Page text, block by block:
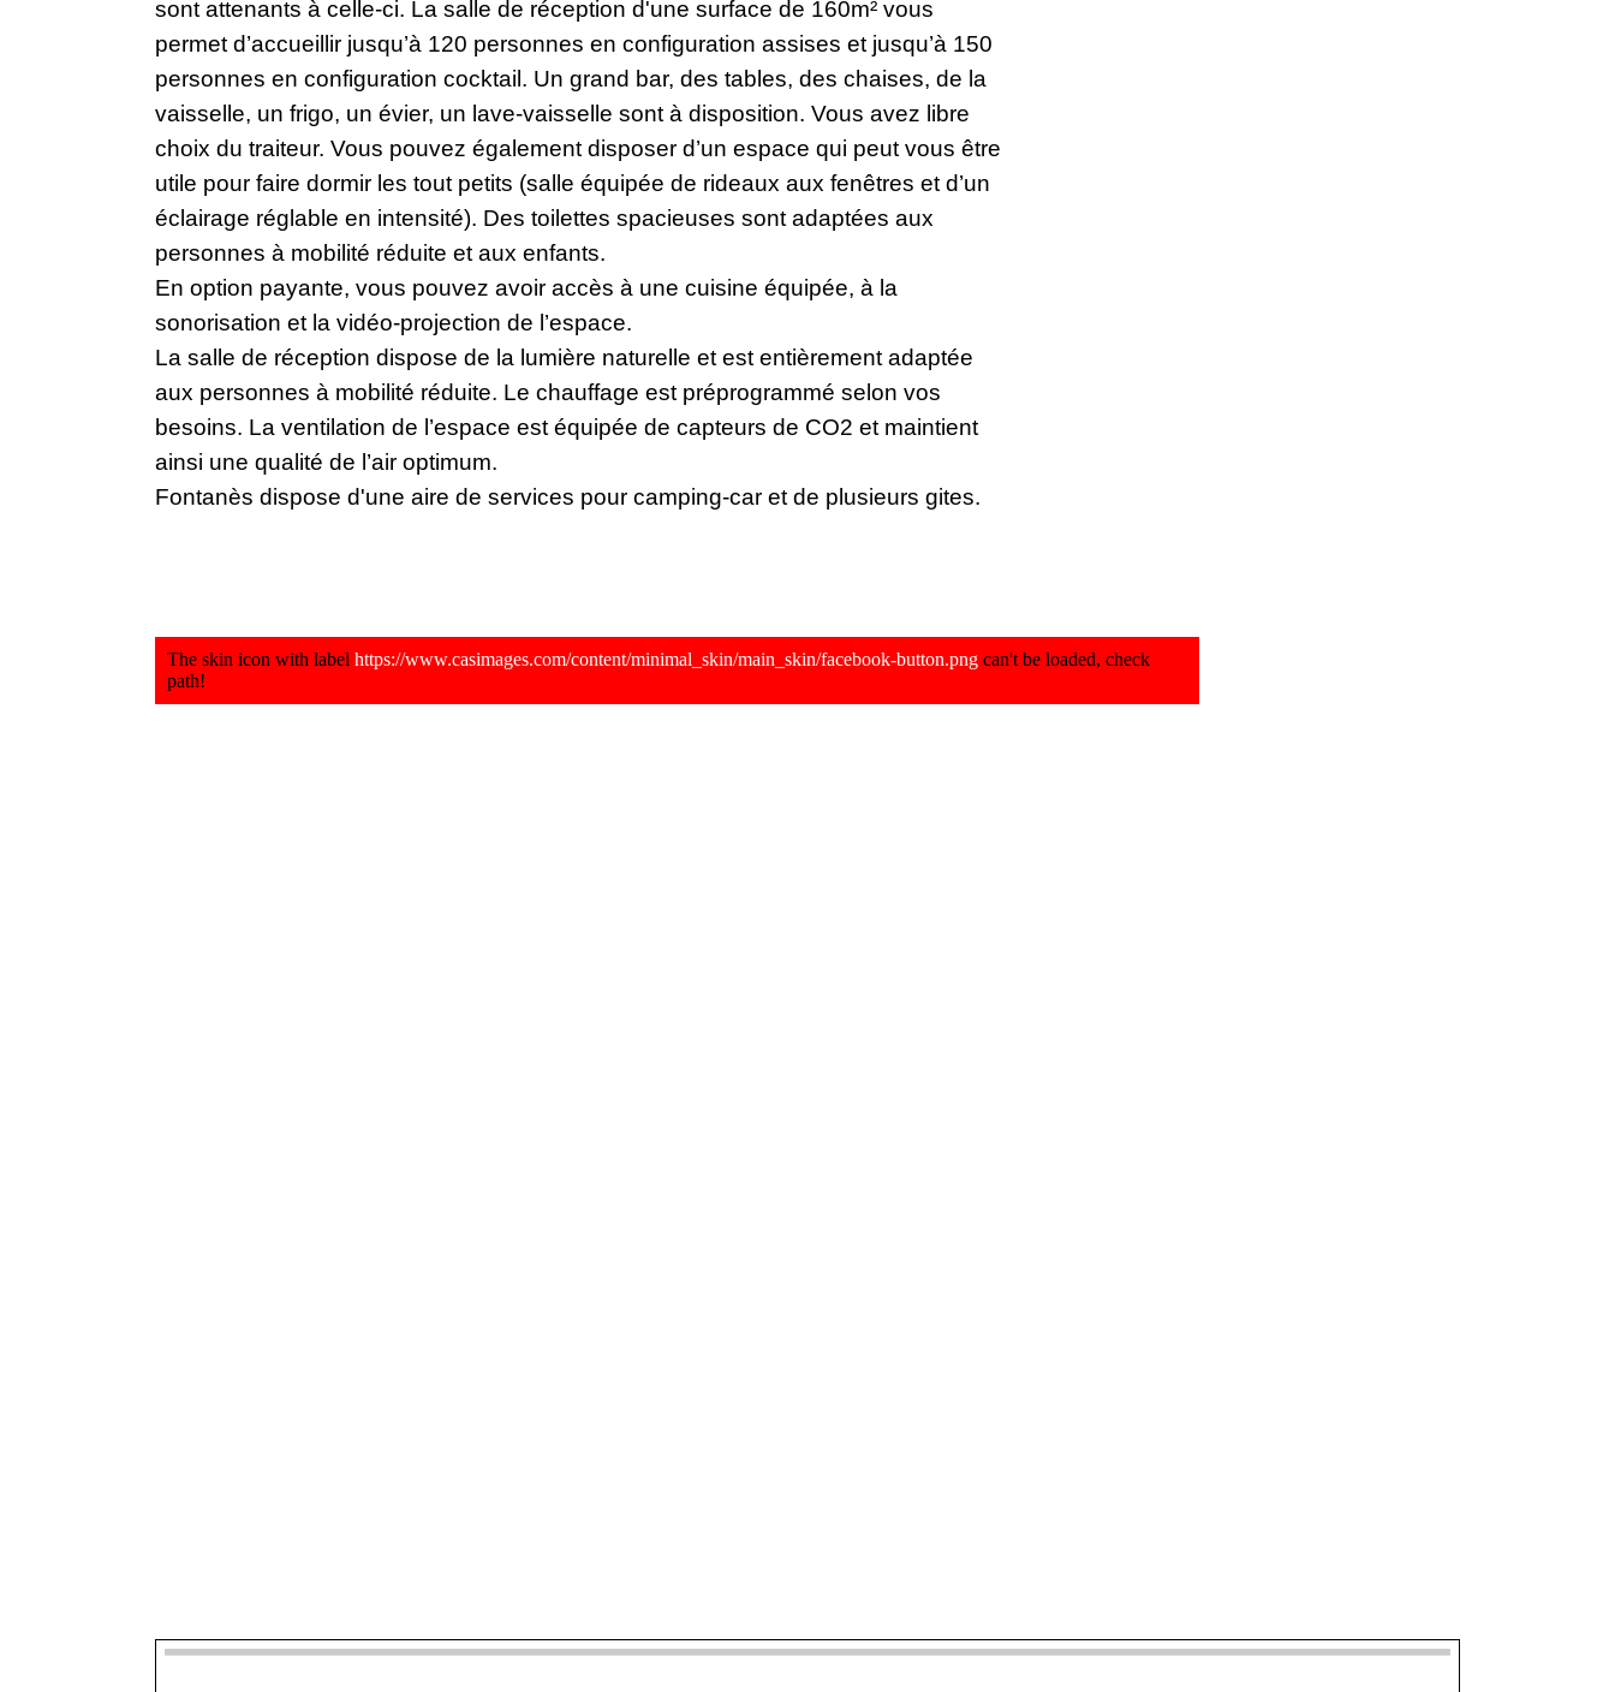
sont attenants à celle-ci. La salle de réception d'une surface de 160m² vous
permet d’accueillir jusqu’à 120 personnes en configuration assises et jusqu’à 150
personnes en configuration cocktail. Un grand bar, des tables, des chaises, de la
vaisselle, un frigo, un évier, un lave-vaisselle sont à disposition. Vous avez libre
choix du traiteur. Vous pouvez également disposer d’un espace qui peut vous être
utile pour faire dormir les tout petits (salle équipée de rideaux aux fenêtres et d’un
éclairage réglable en intensité). Des toilettes spacieuses sont adaptées aux
personnes à mobilité réduite et aux enfants.
En option payante, vous pouvez avoir accès à une cuisine équipée, à la
sonorisation et la vidéo-projection de l’espace.
La salle de réception dispose de la lumière naturelle et est entièrement adaptée
aux personnes à mobilité réduite. Le chauffage est préprogrammé selon vos
besoins. La ventilation de l’espace est équipée de capteurs de CO2 et maintient
ainsi une qualité de l’air optimum.
Fontanès dispose d'une aire de services pour camping-car et de plusieurs gites.